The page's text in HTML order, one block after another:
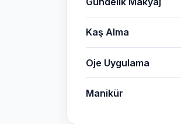
Kaş Alma
Oje Uygulama
Manikür